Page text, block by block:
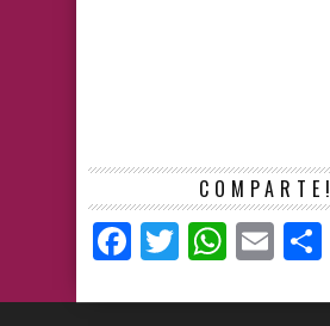
COMPARTE!
Facebook
Twitter